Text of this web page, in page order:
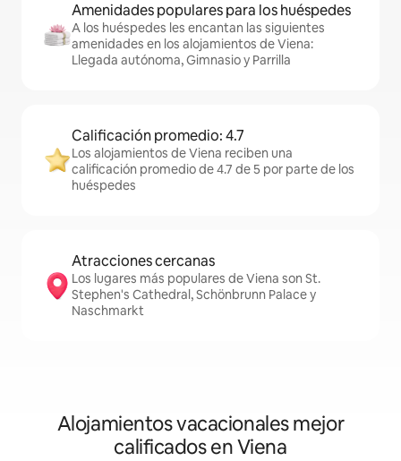
Amenidades populares para los huéspedes
A los huéspedes les encantan las siguientes
amenidades en los alojamientos de Viena:
Llegada autónoma, Gimnasio y Parrilla
Calificación promedio: 4.7
Los alojamientos de Viena reciben una
calificación promedio de 4.7 de 5 por parte de los
huéspedes
Atracciones cercanas
Los lugares más populares de Viena son St.
Stephen's Cathedral, Schönbrunn Palace y
Naschmarkt
Alojamientos vacacionales mejor
calificados en Viena